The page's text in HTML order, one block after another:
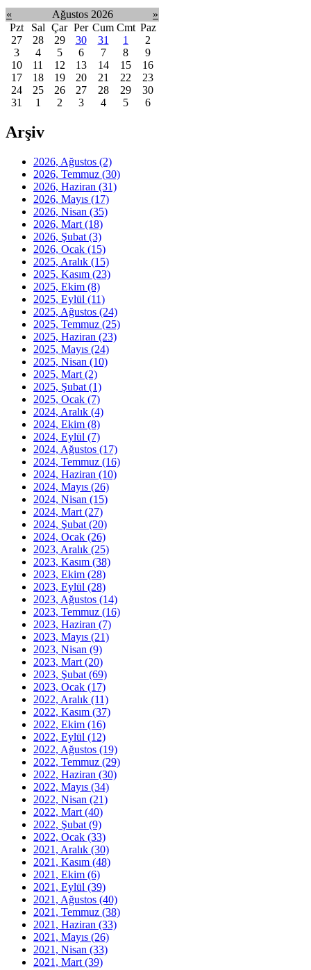
« Ağustos 2026
»
Pzt
Sal Çar Per Cum Cmt Paz
27
28 29 30 31 1
2
3
4 5 6 7 8
9
10
11 12 13 14 15
16
17
18 19 20 21 22
23
24
25 26 27 28 29
30
31
1 2 3 4 5 6
Arşiv
2026, Ağustos (2)
2026, Temmuz (30)
2026, Haziran (31)
2026, Mayıs (17)
2026, Nisan (35)
2026, Mart (18)
2026, Şubat (3)
2026, Ocak (15)
2025, Aralık (15)
2025, Kasım (23)
2025, Ekim (8)
2025, Eylül (11)
2025, Ağustos (24)
2025, Temmuz (25)
2025, Haziran (23)
2025, Mayıs (24)
2025, Nisan (10)
2025, Mart (2)
2025, Şubat (1)
2025, Ocak (7)
2024, Aralık (4)
2024, Ekim (8)
2024, Eylül (7)
2024, Ağustos (17)
2024, Temmuz (16)
2024, Haziran (10)
2024, Mayıs (26)
2024, Nisan (15)
2024, Mart (27)
2024, Şubat (20)
2024, Ocak (26)
2023, Aralık (25)
2023, Kasım (38)
2023, Ekim (28)
2023, Eylül (28)
2023, Ağustos (14)
2023, Temmuz (16)
2023, Haziran (7)
2023, Mayıs (21)
2023, Nisan (9)
2023, Mart (20)
2023, Şubat (69)
2023, Ocak (17)
2022, Aralık (11)
2022, Kasım (37)
2022, Ekim (16)
2022, Eylül (12)
2022, Ağustos (19)
2022, Temmuz (29)
2022, Haziran (30)
2022, Mayıs (34)
2022, Nisan (21)
2022, Mart (40)
2022, Şubat (9)
2022, Ocak (33)
2021, Aralık (30)
2021, Kasım (48)
2021, Ekim (6)
2021, Eylül (39)
2021, Ağustos (40)
2021, Temmuz (38)
2021, Haziran (33)
2021, Mayıs (26)
2021, Nisan (33)
2021, Mart (39)